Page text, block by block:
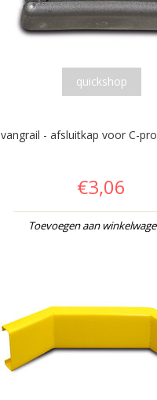
quickshop
vangrail - afsluitkap voor C-
€3,06
Toevoegen aan